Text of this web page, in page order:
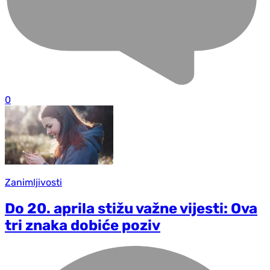
0
Zanimljivosti
Do 20. aprila stižu važne vijesti: Ova
tri znaka dobiće poziv